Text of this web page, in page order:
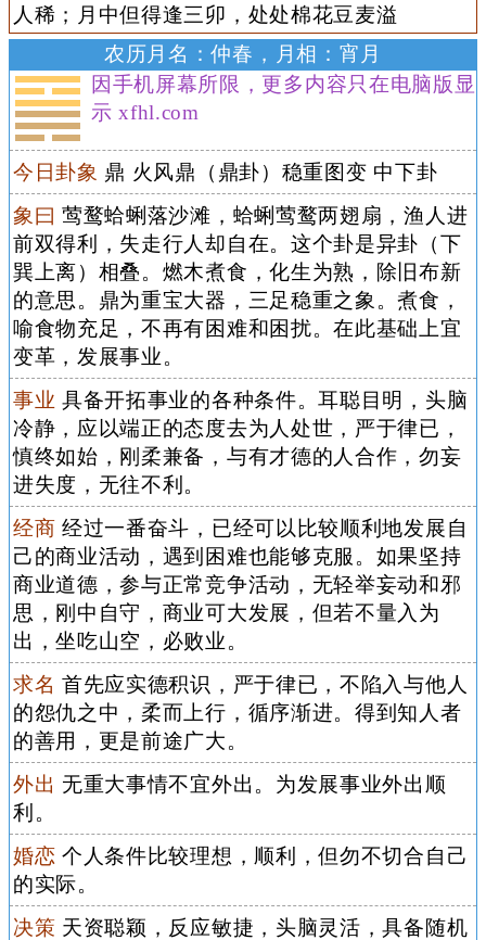
人稀；月中但得逢三卯，处处棉花豆麦溢
农历月名：仲春，月相：宵月
因手机屏幕所限，更多内容只在电脑版显
示 xfhl.com
今日卦象 鼎 火风鼎（鼎卦）稳重图变 中下卦
象曰 莺鹜蛤蜊落沙滩，蛤蜊莺鹜两翅扇，渔人进
前双得利，失走行人却自在。这个卦是异卦（下
巽上离）相叠。燃木煮食，化生为熟，除旧布新
的意思。鼎为重宝大器，三足稳重之象。煮食，
喻食物充足，不再有困难和困扰。在此基础上宜
变革，发展事业。
事业 具备开拓事业的各种条件。耳聪目明，头脑
冷静，应以端正的态度去为人处世，严于律已，
慎终如始，刚柔兼备，与有才德的人合作，勿妄
进失度，无往不利。
经商 经过一番奋斗，已经可以比较顺利地发展自
己的商业活动，遇到困难也能够克服。如果坚持
商业道德，参与正常竞争活动，无轻举妄动和邪
思，刚中自守，商业可大发展，但若不量入为
出，坐吃山空，必败业。
求名 首先应实德积识，严于律已，不陷入与他人
的怨仇之中，柔而上行，循序渐进。得到知人者
的善用，更是前途广大。
外出 无重大事情不宜外出。为发展事业外出顺
利。
婚恋 个人条件比较理想，顺利，但勿不切合自己
的实际。
决策 天资聪颖，反应敏捷，头脑灵活，具备随机